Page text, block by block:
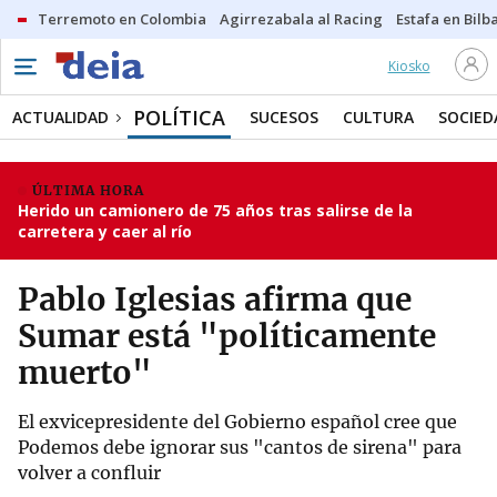
Terremoto en Colombia Agirrezabala al Racing Estafa en
Kiosko
ACTUALIDAD POLÍTICA SUCESOS CULTURA
ÚLTIMA HORA
Herido un camionero de 75 años tras salirse de la
carretera y caer al río
Pablo Iglesias afirma que
Sumar está "políticamente
muerto"
El exvicepresidente del Gobierno español cree que
Podemos debe ignorar sus "cantos de sirena" para
volver a confluir